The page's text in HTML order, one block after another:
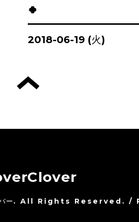
🍀
2018-06-19 (火)
ー. All Rights Reserved. /